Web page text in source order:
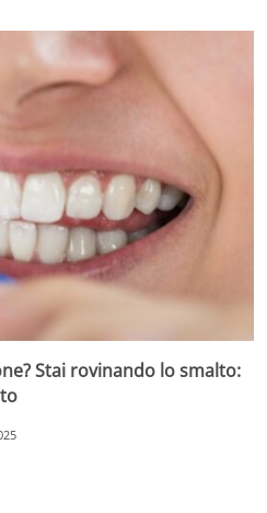
Stai rovinando lo smalto: